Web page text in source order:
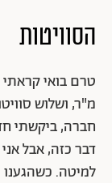
הסוויטות
חברה, ביקשתי
דבר כזה, אבל